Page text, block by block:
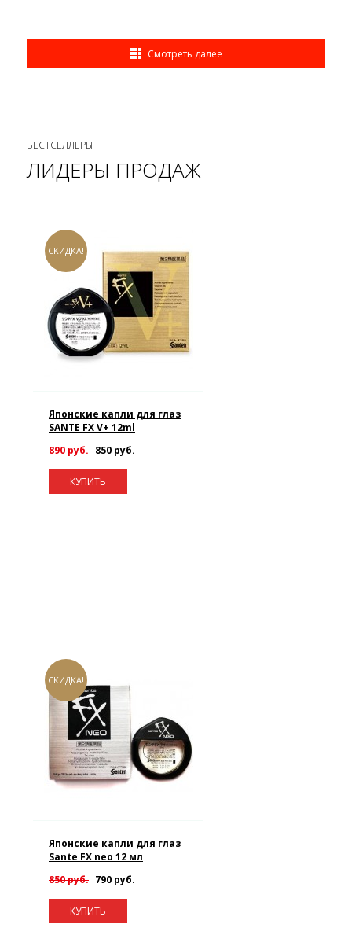
Смотреть далее
БЕСТСЕЛЛЕРЫ
ЛИДЕРЫ ПРОДАЖ
СКИДКА!
Японские капли для глаз
SANTE FX V+ 12ml
890 руб. 850 руб.
КУПИТЬ
СКИДКА!
Японские капли для глаз
Sante FX neo 12 мл
850 руб. 790 руб.
КУПИТЬ